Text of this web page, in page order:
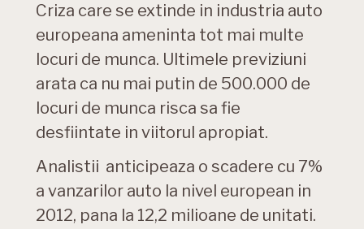
Criza care se extinde in industria auto
europeana ameninta tot mai multe
locuri de munca. Ultimele previziuni
arata ca nu mai putin de 500.000 de
locuri de munca risca sa fie
desfiintate in viitorul apropiat.
Analistii anticipeaza o scadere cu 7%
a vanzarilor auto la nivel european in
2012, pana la 12,2 milioane de unitati.